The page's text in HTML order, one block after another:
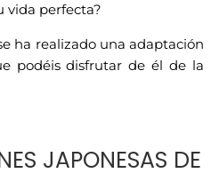
vida perfecta?
ha realizado una adaptación
podéis disfrutar de él de la
JAPONESAS DE